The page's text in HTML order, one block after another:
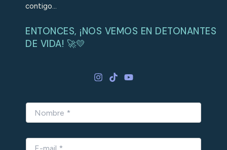
contigo…
ENTONCES, ¡NOS VEMOS EN DETONANTES
DE VIDA! 🚀💛
N
b
E